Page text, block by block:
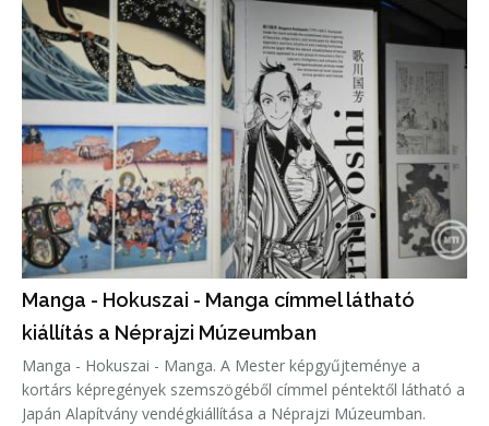
Manga - Hokuszai - Manga címmel látható
kiállítás a Néprajzi Múzeumban
Manga - Hokuszai - Manga. A Mester képgyűjteménye a
kortárs képregények szemszögéből címmel péntektől látható a
Japán Alapítvány vendégkiállítása a Néprajzi Múzeumban.